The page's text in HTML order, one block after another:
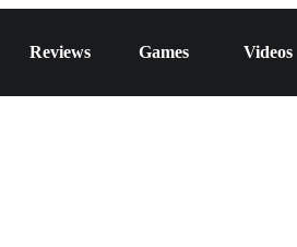
Reviews Games Videos